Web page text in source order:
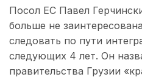
Посол ЕС Павел
больше не
следовать по пути
следующих 4 лет. Он
правительства Грузии